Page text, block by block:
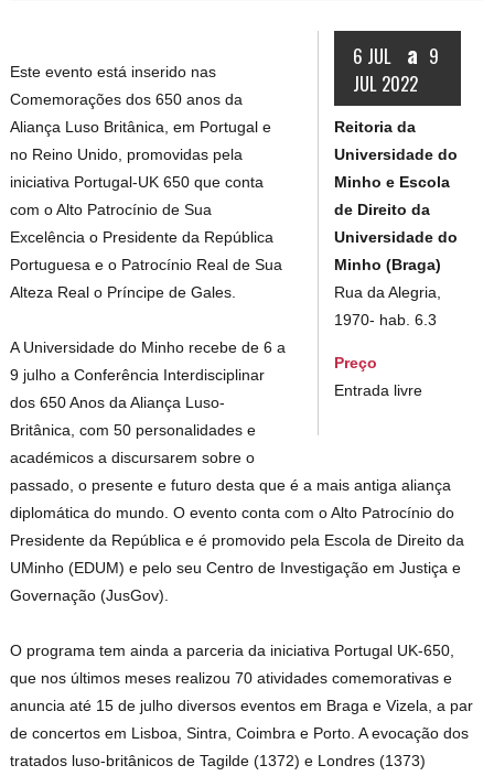
6 JUL a 9
JUL 2022
Reitoria da
Universidade do
Minho e Escola
de Direito da
Universidade do
Minho (Braga)
Rua da Alegria,
1970- hab. 6.3
Preço
Entrada livre
Este evento está inserido nas
Comemorações dos 650 anos da
Aliança Luso Britânica, em Portugal e
no Reino Unido, promovidas pela
iniciativa Portugal-UK 650 que conta
com o Alto Patrocínio de Sua
Excelência o Presidente da República
Portuguesa e o Patrocínio Real de Sua
Alteza Real o Príncipe de Gales.
A Universidade do Minho recebe de 6 a
9 julho a Conferência Interdisciplinar
dos 650 Anos da Aliança Luso-
Britânica, com 50 personalidades e
académicos a discursarem sobre o
passado, o presente e futuro desta que é a mais antiga aliança
diplomática do mundo. O evento conta com o Alto Patrocínio do
Presidente da República e é promovido pela Escola de Direito da
UMinho (EDUM) e pelo seu Centro de Investigação em Justiça e
Governação (JusGov).
O programa tem ainda a parceria da iniciativa Portugal UK-650,
que nos últimos meses realizou 70 atividades comemorativas e
anuncia até 15 de julho diversos eventos em Braga e Vizela, a par
de concertos em Lisboa, Sintra, Coimbra e Porto. A evocação dos
tratados luso-britânicos de Tagilde (1372) e Londres (1373)